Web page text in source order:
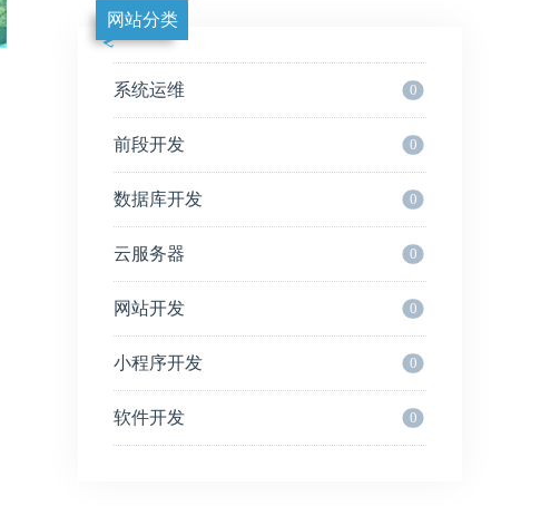
网站分类
系统运维 0
前段开发 0
数据库开发 0
云服务器 0
网站开发 0
小程序开发 0
软件开发 0